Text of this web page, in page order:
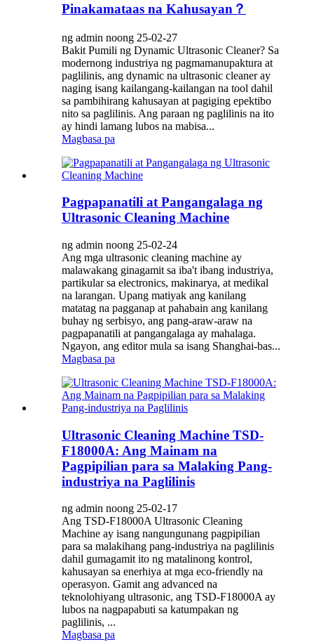
Pinakamataas na Kahusayan？
ng admin noong 25-02-27
Bakit Pumili ng Dynamic Ultrasonic Cleaner? Sa
modernong industriya ng pagmamanupaktura at
paglilinis, ang dynamic na ultrasonic cleaner ay
naging isang kailangang-kailangan na tool dahil
sa pambihirang kahusayan at pagiging epektibo
nito sa paglilinis. Ang paraan ng paglilinis na ito
ay hindi lamang lubos na mabisa...
Magbasa pa
Pagpapanatili at Pangangalaga ng
Ultrasonic Cleaning Machine
ng admin noong 25-02-24
Ang mga ultrasonic cleaning machine ay
malawakang ginagamit sa iba't ibang industriya,
partikular sa electronics, makinarya, at medikal
na larangan. Upang matiyak ang kanilang
matatag na pagganap at pahabain ang kanilang
buhay ng serbisyo, ang pang-araw-araw na
pagpapanatili at pangangalaga ay mahalaga.
Ngayon, ang editor mula sa isang Shanghai-bas...
Magbasa pa
Ultrasonic Cleaning Machine TSD-
F18000A: Ang Mainam na
Pagpipilian para sa Malaking Pang-
industriya na Paglilinis
ng admin noong 25-02-17
Ang TSD-F18000A Ultrasonic Cleaning
Machine ay isang nangungunang pagpipilian
para sa malakihang pang-industriya na paglilinis
dahil gumagamit ito ng matalinong kontrol,
kahusayan sa enerhiya at mga eco-friendly na
operasyon. Gamit ang advanced na
teknolohiyang ultrasonic, ang TSD-F18000A ay
lubos na nagpapabuti sa katumpakan ng
paglilinis, ...
Magbasa pa